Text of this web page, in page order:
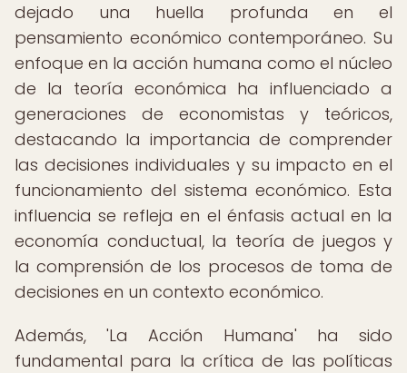
dejado una huella profunda en el
pensamiento económico contemporáneo. Su
enfoque en la acción humana como el núcleo
de la teoría económica ha influenciado a
generaciones de economistas y teóricos,
destacando la importancia de comprender
las decisiones individuales y su impacto en el
funcionamiento del sistema económico. Esta
influencia se refleja en el énfasis actual en la
economía conductual, la teoría de juegos y
la comprensión de los procesos de toma de
decisiones en un contexto económico.
Además, 'La Acción Humana' ha sido
fundamental para la crítica de las políticas